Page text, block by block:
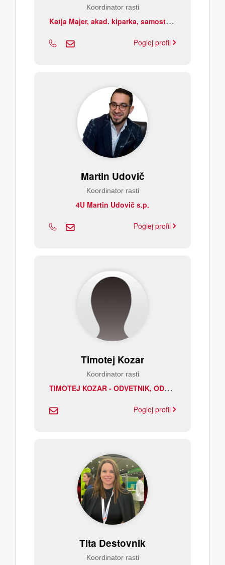
Koordinator rasti
K
atja Majer, akad. kiparka, samostojna kulturna delavka
Poglej profil
Martin Udovič
Koordinator rasti
4U Martin Udovič s.p.
Poglej profil
Timotej Kozar
Koordinator rasti
T
IMOTEJ KOZAR - ODVETNIK, ODVETNIŠKA PISARNA KOZAR
Poglej profil
Tita Destovnik
Koordinator rasti